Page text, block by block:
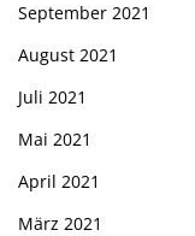
September 2021
August 2021
Juli 2021
Mai 2021
April 2021
März 2021